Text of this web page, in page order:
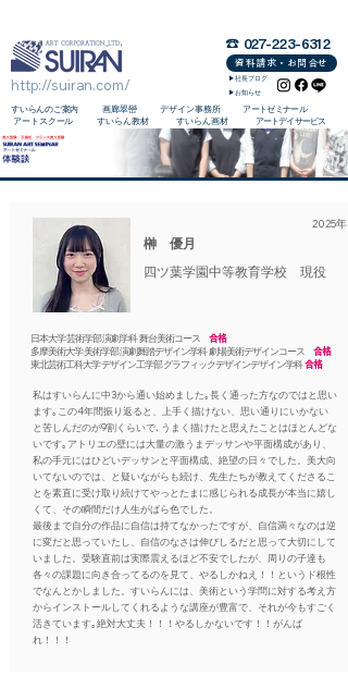
http://suiran.com/
☎︎ 027-223-6312
資料請求・お問合せ
▶︎社長ブログ
▶︎お知らせ
​すいらんのご案内 画廊翠巒 デザイン事務所 アートゼミナール
アートスクール
すいらん教材 すいらん画材 アートデイサービス
榊 優月
四ツ葉学園中等教育学校 現役
2025年
日本大学 芸術学部 演劇学科 舞台美術コース 合格
多摩美術大学 美術学部 演劇舞踏デザイン学科 劇場美術デザインコース 合格
東北芸術工科大学 デザイン工学部 グラフィックデザインデザイン学科合格
私はすいらんに中3から通い始めました｡長く通った方なのではと思い
ます｡この4年間振り返ると、上手く描けない、思い通りにいかない
と苦しんだのが9割くらいで､うまく描けたと思えたことはほとんどな
いです｡アトリエの壁には大量の激うまデッサンや平面構成があり、
私の手元にはひどいデッサンと平面構成、絶望の日々でした。美大向
いてないのでは、と疑いながらも続け、先生たちが教えてくださるこ
とを素直に受け取り続けてやっとたまに感じられる成長が本当に嬉し
くて、その瞬間だけ人生がばら色でした。
最後まで自分の作品に自信は持てなかったですが、自信満々なのは逆
に変だと思っていたし、自信のなさは伸びしるだと思って大切にして
いました。受験直前は実際震えるほど不安でしたが、周りの子達も
各々の課題に向き合ってるのを見て、やるしかねえ！！というド根性
でなんとかしました。すいらんには、美術という学問に対する考え方
からインストールしてくれるような講座が豊富で、それが今もすごく
活きています｡絶対大丈夫！！！やるしかないです！！がんば
れ！！！